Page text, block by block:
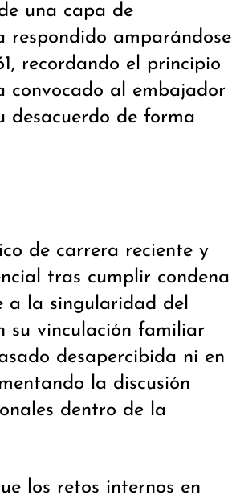
una capa de
respondido amparándose
recordando el principio
convocado al embajador
desacuerdo de forma
de carrera reciente y
tras cumplir condena
a la singularidad del
su vinculación familiar
desapercibida ni en
la discusión
dentro de la
los retos internos en